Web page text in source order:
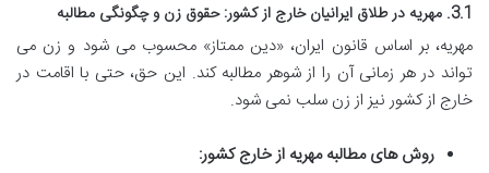
3.1. مهریه در طلاق ایرانیان خارج از کشور: حقوق زن و چگونگی مطالبه
مهریه، بر اساس قانون ایران، «دین ممتاز» محسوب می شود و زن می
تواند در هر زمانی آن را از شوهر مطالبه کند. این حق، حتی با اقامت در
خارج از کشور نیز از زن سلب نمی شود.
روش های مطالبه مهریه از خارج کشور: